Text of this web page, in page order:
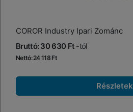
COROR Industry Ipari Zománc
Bruttó: 30 630 Ft -tól
Nettó: 24 118 Ft
Részletek